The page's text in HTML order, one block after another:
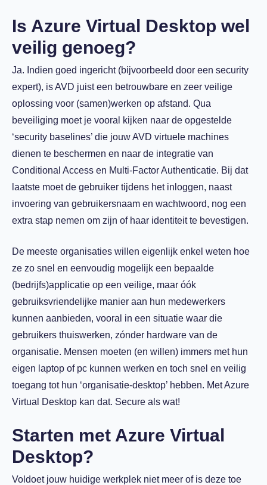
Is Azure Virtual Desktop wel
veilig genoeg?
Ja. Indien goed ingericht (bijvoorbeeld door een security
expert), is AVD juist een betrouwbare en zeer veilige
oplossing voor (samen)werken op afstand. Qua
beveiliging moet je vooral kijken naar de opgestelde
‘security baselines’ die jouw AVD virtuele machines
dienen te beschermen en naar de integratie van
Conditional Access en Multi-Factor Authenticatie. Bij dat
laatste moet de gebruiker tijdens het inloggen, naast
invoering van gebruikersnaam en wachtwoord, nog een
extra stap nemen om zijn of haar identiteit te bevestigen.
De meeste organisaties willen eigenlijk enkel weten hoe
ze zo snel en eenvoudig mogelijk een bepaalde
(bedrijfs)applicatie op een veilige, maar óók
gebruiksvriendelijke manier aan hun medewerkers
kunnen aanbieden, vooral in een situatie waar die
gebruikers thuiswerken, zónder hardware van de
organisatie. Mensen moeten (en willen) immers met hun
eigen laptop of pc kunnen werken en toch snel en veilig
toegang tot hun ‘organisatie-desktop’ hebben. Met Azure
Virtual Desktop kan dat. Secure als wat!
Starten met Azure Virtual
Desktop?
Voldoet jouw huidige werkplek niet meer of is deze toe